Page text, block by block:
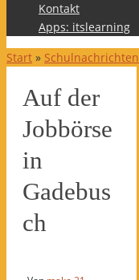
Kontakt
Apps: itslearning
Start » Schulnachrichten
Auf der
Jobbörse
in
Gadebus
ch